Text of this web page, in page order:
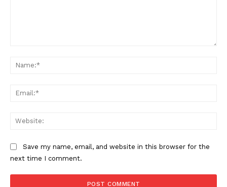
Save my name, email, and website in this browser for the
next time I comment.